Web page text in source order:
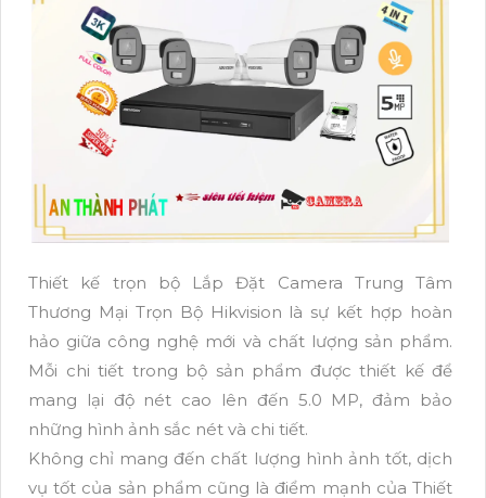
Thiết kế trọn bộ Lắp Đặt Camera Trung Tâm
Thương Mại Trọn Bộ Hikvision là sự kết hợp hoàn
hảo giữa công nghệ mới và chất lượng sản phẩm.
Mỗi chi tiết trong bộ sản phẩm được thiết kế để
mang lại độ nét cao lên đến 5.0 MP, đảm bảo
những hình ảnh sắc nét và chi tiết.
Không chỉ mang đến chất lượng hình ảnh tốt, dịch
vụ tốt của sản phẩm cũng là điểm mạnh của Thiết